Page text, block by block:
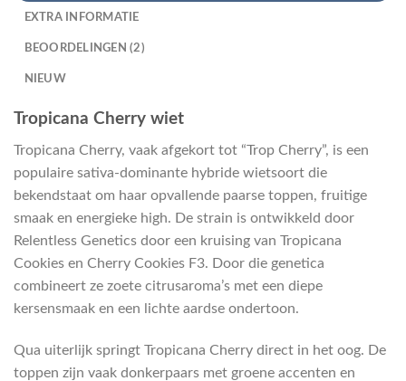
EXTRA INFORMATIE
BEOORDELINGEN (2)
NIEUW
Tropicana Cherry wiet
Tropicana Cherry, vaak afgekort tot “Trop Cherry”, is een
populaire sativa-dominante hybride wietsoort die
bekendstaat om haar opvallende paarse toppen, fruitige
smaak en energieke high. De strain is ontwikkeld door
Relentless Genetics door een kruising van Tropicana
Cookies en Cherry Cookies F3. Door die genetica
combineert ze zoete citrusaroma’s met een diepe
kersensmaak en een lichte aardse ondertoon.
Qua uiterlijk springt Tropicana Cherry direct in het oog. De
toppen zijn vaak donkerpaars met groene accenten en